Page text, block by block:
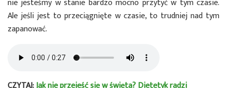
Ale jeśli jest to przeciągnięte w czasie, to trudniej nad tym
zapanować.